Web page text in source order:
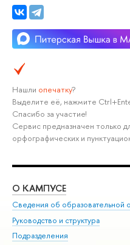
Нашли опечатку?
Выделите её, нажмите
Спасибо за участие!
Сервис предназначен только
орфографических и
О КАМПУСЕ
Сведения об образовательной
Руководство и структура
Подразделения